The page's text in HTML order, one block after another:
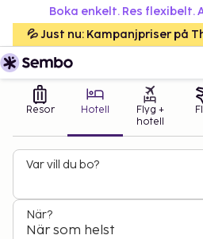
Boka enkelt. Res
💦 Just nu: Kampanjpriser på
Resor Hotell
Flyg +
hotell
Var vill du bo?
När?
När som helst